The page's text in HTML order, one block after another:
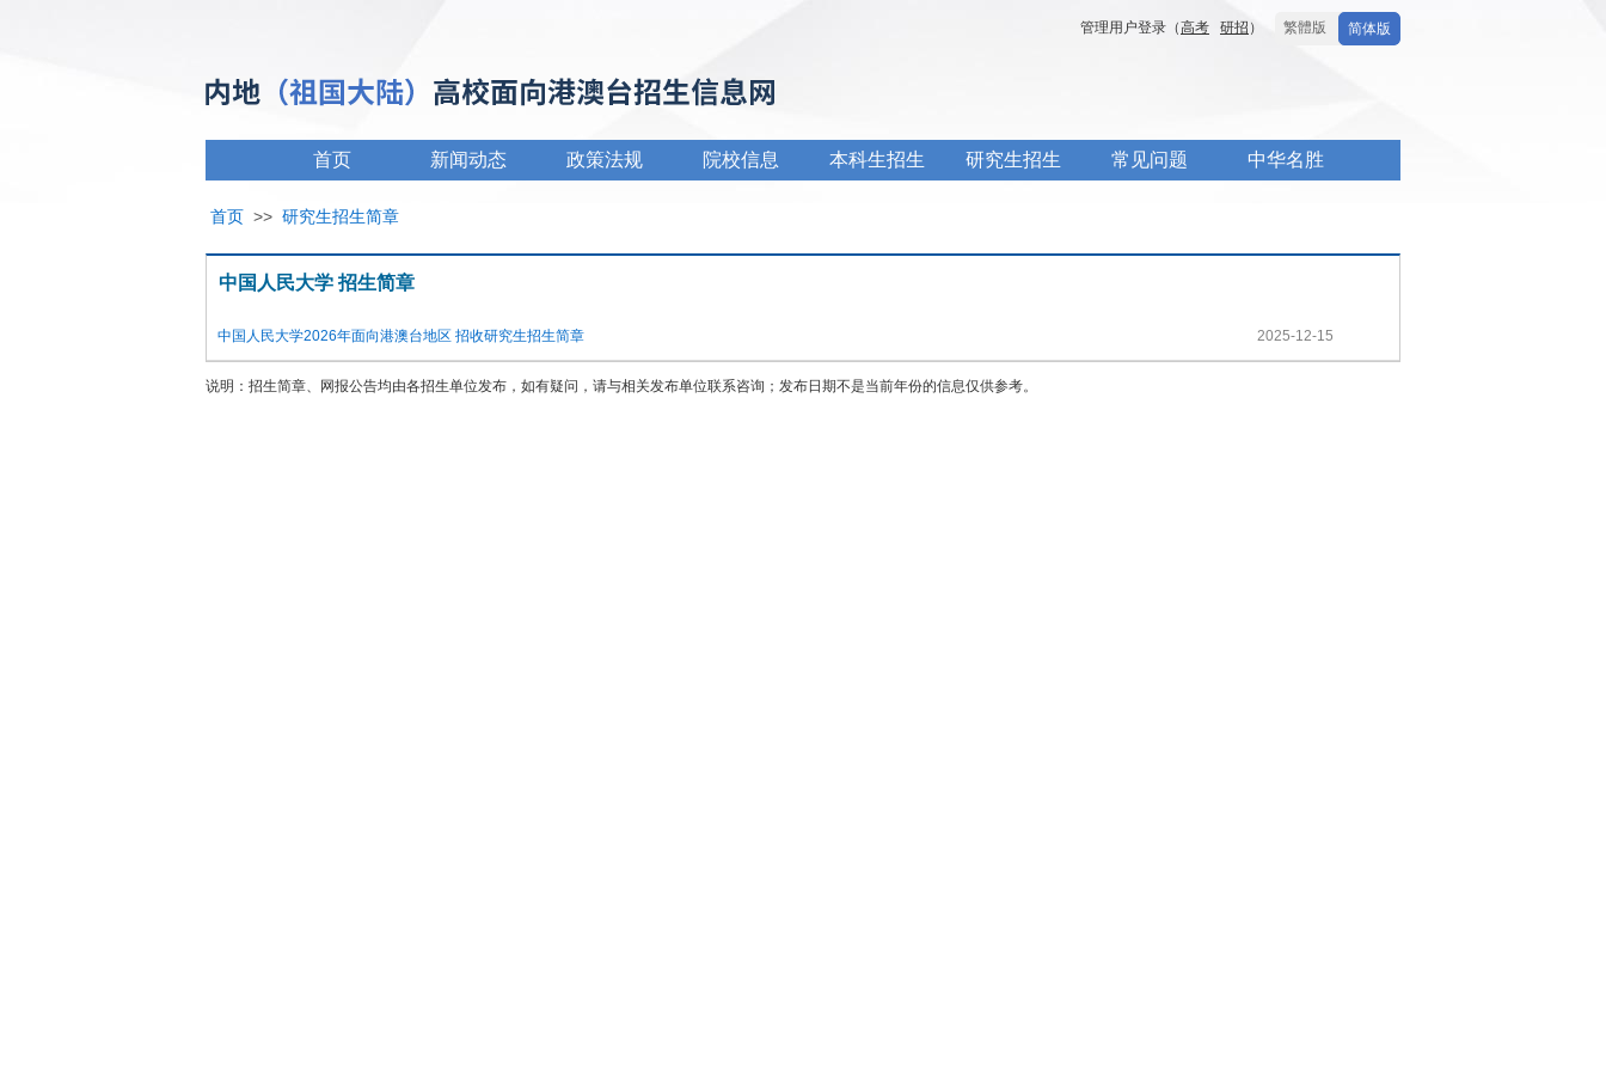
简体版
繁體版
管理用户登录（高考 研招 ）
首页 新闻动态 政策法规 院校信息 本科生招生 研究生招生 常见问题 中华名胜
首页 >> 研究生招生简章
中国人民大学 招生简章
中国人民大学2026年面向港澳台地区 招收研究生招生简章 2025-12-15
说明：招生简章、网报公告均由各招生单位发布，如有疑问，请与相关发布单位联系咨询；发布日期不是当前年份的信息仅供参考。